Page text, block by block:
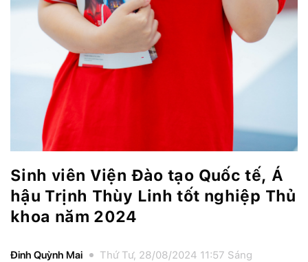
Sinh viên Viện Đào tạo Quốc tế, Á
hậu Trịnh Thùy Linh tốt nghiệp Thủ
khoa năm 2024
Đinh Quỳnh Mai Thứ Tư, 28/08/2024 11:57 Sáng